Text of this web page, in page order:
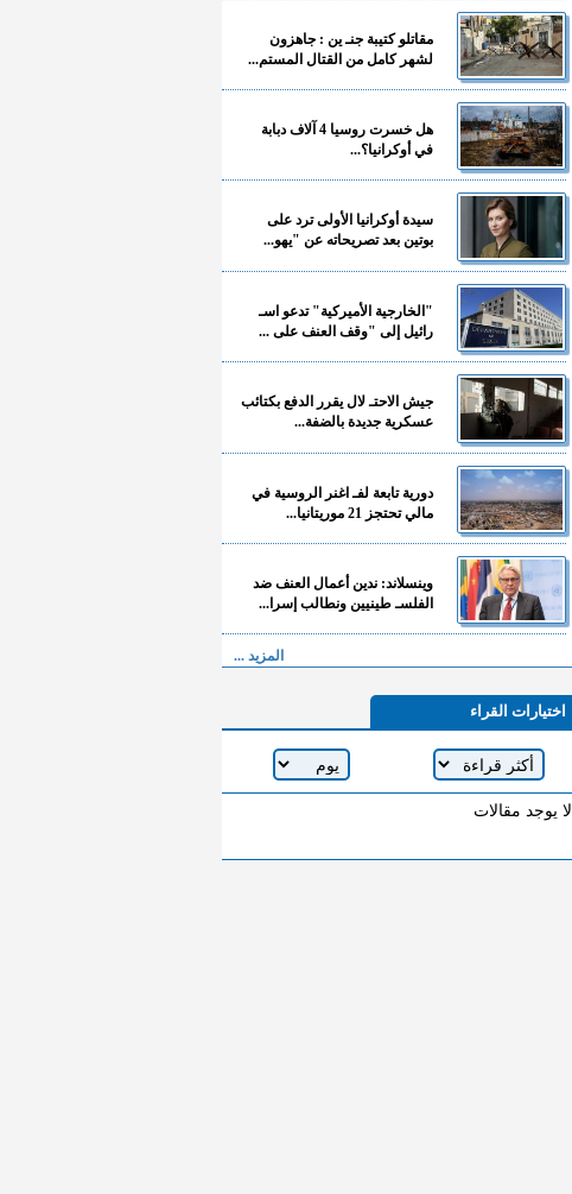
مقاتلو كتيبة جنـ ين : جاهزون
لشهر كامل من القتال المستم...
هل خسرت روسيا 4 آلاف دبابة
في أوكرانيا؟...
سيدة أوكرانيا الأولى ترد على
بوتين بعد تصريحاته عن "يهو...
"الخارجية الأميركية" تدعو اسـ
رائيل إلى "وقف العنف على ...
جيش الاحتـ لال يقرر الدفع بكتائب
عسكرية جديدة بالضفة...
دورية تابعة لفـ اغنر الروسية في
مالي تحتجز 21 موريتانيا...
وينسلاند: ندين أعمال العنف ضد
الفلسـ طينيين ونطالب إسرا...
المزيد ...
اختيارات القراء
لا يوجد مقالات